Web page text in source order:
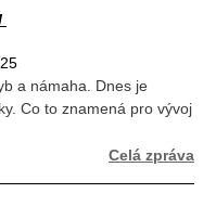
a námaha. Dnes je
Co to znamená pro vývoj
Celá zpráva